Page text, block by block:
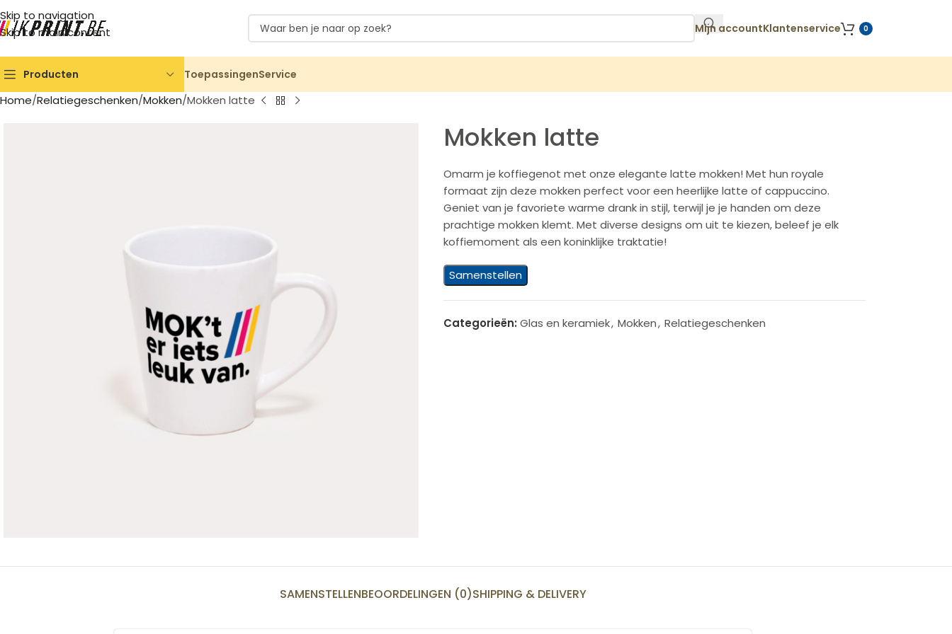
Skip to navigation
Skip to main content
Mijn accountKlantenservice 0
Producten ToepassingenService
Home Relatiegeschenken Mokken Mokken latte
Mokken latte
Omarm je koffiegenot met onze elegante latte mokken! Met hun royale
formaat zijn deze mokken perfect voor een heerlijke latte of cappuccino.
Geniet van je favoriete warme drank in stijl, terwijl je je handen om deze
prachtige mokken klemt. Met diverse designs om uit te kiezen, beleef je elk
koffiemoment als een koninklijke traktatie!
Samenstellen
Categorieën: Glas en keramiek, Mokken, Relatiegeschenken
SAMENSTELLENBEOORDELINGEN (0)SHIPPING & DELIVERY